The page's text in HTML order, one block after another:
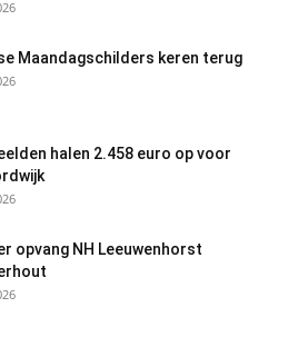
Maandagschilders keren terug
halen 2.458 euro op voor
opvang NH Leeuwenhorst